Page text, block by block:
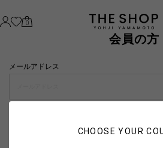
CHOOSE YOUR
0
会員の方
メールアドレス